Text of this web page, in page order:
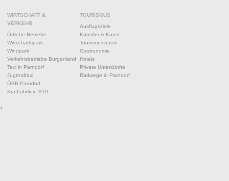
WIRTSCHAFT &
VERKEHR
Örtliche Betriebe
Wirtschaftspark
Windpark
Verkehrsbetriebe Burgenland
Taxi in Parndorf
Jugendtaxi
ÖBB Parndorf
Kraftfahrlinie B10
TOURISMUS
Ausflugsziele
Künstler & Kunst
Tourismusverein
Gastronomie
Hotels
Private Unterkünfte
Radwege in Parndorf